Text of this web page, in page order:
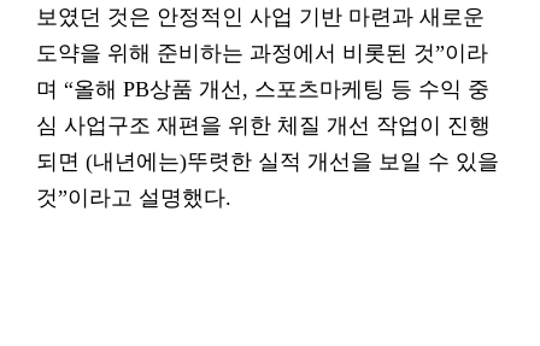
보였던 것은 안정적인 사업 기반 마련과 새로운
도약을 위해 준비하는 과정에서 비롯된 것”이라
며 “올해 PB상품 개선, 스포츠마케팅 등 수익 중
심 사업구조 재편을 위한 체질 개선 작업이 진행
되면 (내년에는)뚜렷한 실적 개선을 보일 수 있을
것”이라고 설명했다.